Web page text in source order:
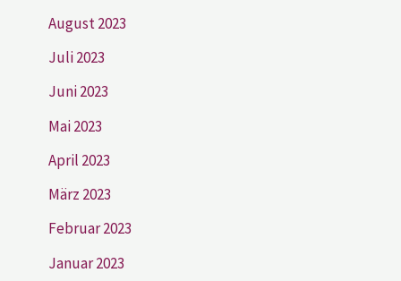
August 2023
Juli 2023
Juni 2023
Mai 2023
April 2023
März 2023
Februar 2023
Januar 2023